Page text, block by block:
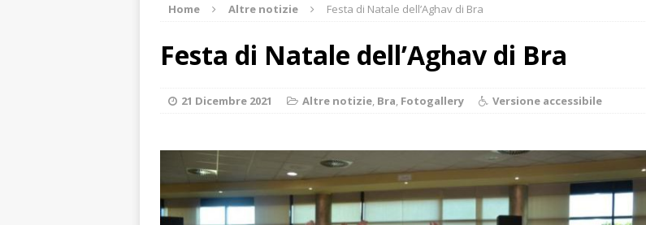
[ 8 Agosto 2026 ] Cuneo, stretta della Polizia: controlli, denunce e lotta al
CRONACA
La festa di San Rocco dimostra che Santo Stefano Belbo è un
paese attivo
LANGHE
NOTIZIE
[ 8 Agosto 2026 ] Alba: lunedì 10 agosto tornano le “Notti del vino”
ALBA
[ 8 Agosto 2026 ] Gorzegno: 24 giovani al campo scuola della Protezione Civile
Home Altre notizie Festa di Natale dell’Aghav di Bra
Festa di Natale dell’Aghav di Bra
21 Dicembre 2021 Altre notizie, Bra, Fotogallery Versione accessibile